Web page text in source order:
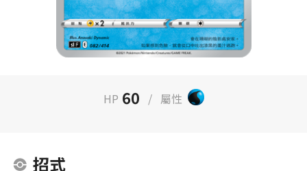
HP 60 / 屬性
招式